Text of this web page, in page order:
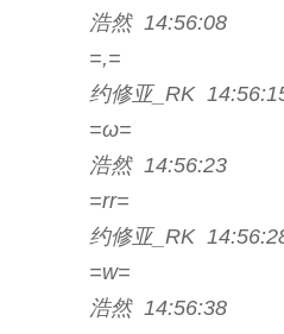
浩然 14:56:08
=,=
约修亚_RK
=ω=
浩然 14:56:23
=rr=
约修亚_RK
=w=
浩然 14:56:38